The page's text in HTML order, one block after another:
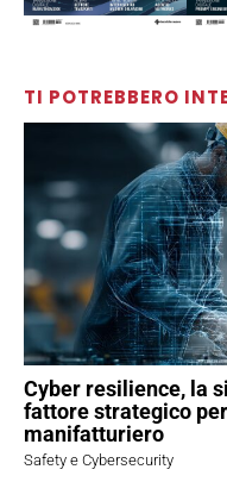
TI POTREBBERO
Cyber resilience, la
fattore strategico
manifatturiero
Safety e Cybersecurity